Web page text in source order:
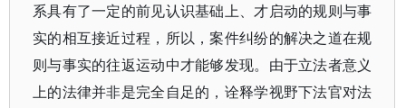
系具有了一定的前见认识基础上、才启动的规则与事
实的相互接近过程，所以，案件纠纷的解决之道在规
则与事实的往返运动中才能够发现。由于立法者意义
上的法律并非是完全自足的，诠释学视野下法官对法